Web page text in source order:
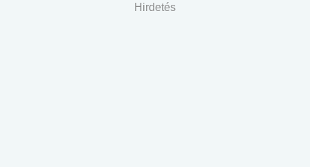
Hirdetés